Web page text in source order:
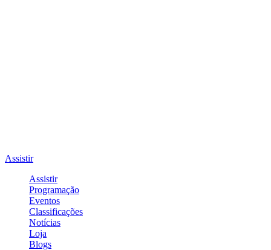
Assistir
Assistir
Programação
Eventos
Classificações
Notícias
Loja
Blogs